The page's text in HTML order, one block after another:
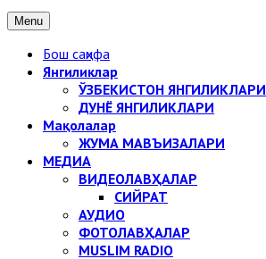
Menu
Бош саҳифа
Янгиликлар
ЎЗБЕКИСТОН ЯНГИЛИКЛАРИ
ДУНЁ ЯНГИЛИКЛАРИ
Мақолалар
ЖУМА МАВЪИЗАЛАРИ
МЕДИА
ВИДЕОЛАВҲАЛАР
СИЙРАТ
АУДИО
ФОТОЛАВҲАЛАР
MUSLIM RADIO